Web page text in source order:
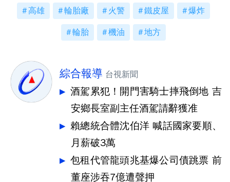
高雄 輪胎廠 火警 鐵皮屋 爆炸
輪胎 機油 地方
綜合報導 台視新聞
酒駕累犯！開門害騎士摔飛倒地 吉
安鄉長室副主任酒駕請辭獲准
賴總統合體沈伯洋 喊話國家要順、
月薪破3萬
包租代管龍頭兆基爆公司債跳票 前
董座涉吞7億遭聲押